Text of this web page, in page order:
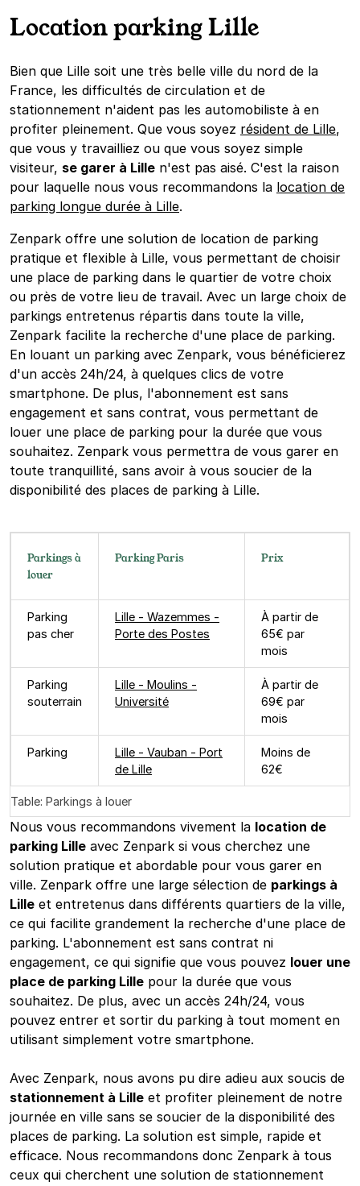
Location parking Lille
Bien que Lille soit une très belle ville du nord de la
France, les difficultés de circulation et de
stationnement n'aident pas les automobiliste à en
profiter pleinement. Que vous soyez résident de Lille,
que vous y travailliez ou que vous soyez simple
visiteur, se garer à Lille n'est pas aisé. C'est la raison
pour laquelle nous vous recommandons la location de
parking longue durée à Lille.
Zenpark offre une solution de location de parking
pratique et flexible à Lille, vous permettant de choisir
une place de parking dans le quartier de votre choix
ou près de votre lieu de travail. Avec un large choix de
parkings entretenus répartis dans toute la ville,
Zenpark facilite la recherche d'une place de parking.
En louant un parking avec Zenpark, vous bénéficierez
d'un accès 24h/24, à quelques clics de votre
smartphone. De plus, l'abonnement est sans
engagement et sans contrat, vous permettant de
louer une place de parking pour la durée que vous
souhaitez. Zenpark vous permettra de vous garer en
toute tranquillité, sans avoir à vous soucier de la
disponibilité des places de parking à Lille.
Table: Parkings à louer
Parkings à
louer
Parking Paris Prix
Parking
pas cher
Lille - Wazemmes -
Porte des Postes
À partir de
65€ par
mois
Parking
souterrain
Lille - Moulins -
Université
À partir de
69€ par
mois
Parking
Lille - Vauban - Port
de Lille
Moins de
62€
Nous vous recommandons vivement la location de
parking Lille avec Zenpark si vous cherchez une
solution pratique et abordable pour vous garer en
ville. Zenpark offre une large sélection de parkings à
Lille et entretenus dans différents quartiers de la ville,
ce qui facilite grandement la recherche d'une place de
parking. L'abonnement est sans contrat ni
engagement, ce qui signifie que vous pouvez louer une
place de parking Lille pour la durée que vous
souhaitez. De plus, avec un accès 24h/24, vous
pouvez entrer et sortir du parking à tout moment en
utilisant simplement votre smartphone.
Avec Zenpark, nous avons pu dire adieu aux soucis de
stationnement à Lille et profiter pleinement de notre
journée en ville sans se soucier de la disponibilité des
places de parking. La solution est simple, rapide et
efficace. Nous recommandons donc Zenpark à tous
ceux qui cherchent une solution de stationnement